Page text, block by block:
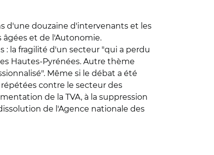
d'une douzaine d'intervenants et les
âgées et de l'Autonomie.
la fragilité d'un secteur "qui a perdu
Hautes-Pyrénées. Autre thème
Même si le débat a été
contre le secteur des
de la TVA, à la suppression
de l'Agence nationale des